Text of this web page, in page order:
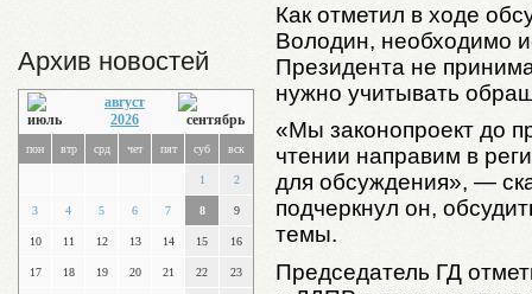
Архив новостей
август
2026
пон втр срд чет пят суб вск
1 2
3 4 5 6 7 8 9
10 11 12 13 14 15 16
17 18 19 20 21 22 23
Как отметил в ходе
Володин, необходимо
Президента не
нужно учитывать
«Мы законопроект до
чтении направим в
для обсуждения», —
подчеркнул он,
темы.
Председатель ГД